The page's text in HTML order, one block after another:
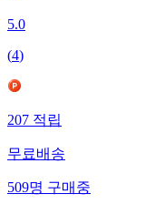
5.0
(4)
207적립
무료배송
509명구매중